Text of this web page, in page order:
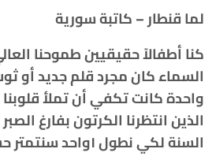
لما قنطار – كاتبة سورية
كنا أطفالاً حقيقيين طموحنا
السماء كان مجرد قلم جديد أو
واحدة كانت تكفي أن تملأ
الذين انتظرنا الكرتون بفارغ
السنة لكي نطول ١واحد سنتمتر حسب مقولة أمهاتنا.